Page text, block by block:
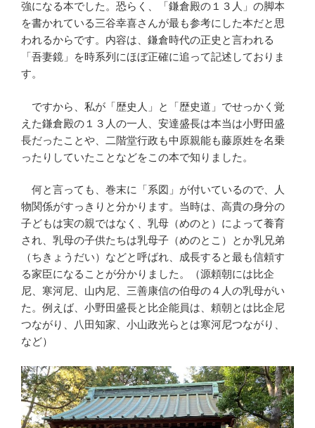
強になる本でした。恐らく、「鎌倉殿の１３人」の脚本
を書かれている三谷幸喜さんが最も参考にした本だと思
われるからです。内容は、鎌倉時代の正史と言われる
「吾妻鏡」を時系列にほぼ正確に追って記述しておりま
す。
ですから、私が「歴史人」と「歴史道」でせっかく覚
えた鎌倉殿の１３人の一人、安達盛長は本当は小野田盛
長だったことや、二階堂行政も中原親能も藤原姓を名乗
ったりしていたことなどをこの本で知りました。
何と言っても、巻末に「系図」が付いているので、人
物関係がすっきりと分かります。当時は、高貴の身分の
子どもは実の親ではなく、乳母（めのと）によって養育
され、乳母の子供たちは乳母子（めのとこ）とか乳兄弟
（ちきょうだい）などと呼ばれ、成長すると最も信頼す
る家臣になることが分かりました。（源頼朝には比企
尼、寒河尼、山内尼、三善康信の伯母の４人の乳母がい
た。例えば、小野田盛長と比企能員は、頼朝とは比企尼
つながり、八田知家、小山政光らとは寒河尼つながり、
など）